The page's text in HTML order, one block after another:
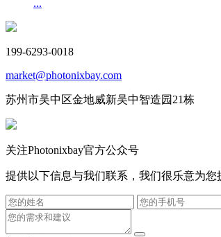
...
199-6293-0018
market@photonixbay.com
苏州市吴中区金地威新吴中智造园21栋
关注Photonixbay官方公众号
提供以下信息与我们联系，我们很乐意为您